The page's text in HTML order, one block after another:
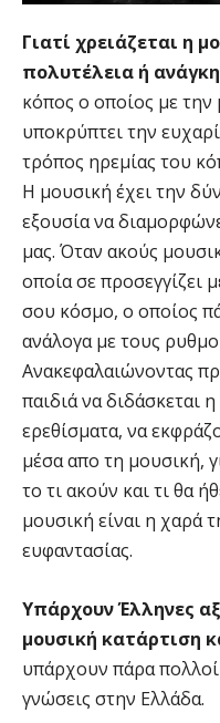
Γιατί χρειάζεται η
πολυτέλεια ή
κόπος ο οποίος με την
υποκρύπτει την
τρόπος ηρεμίας του
Η μουσική έχει την
εξουσία να
μας. Όταν ακούς
οποία σε προσεγγίζει
σου κόσμο, ο οποίος
ανάλογα με τους
Ανακεφαλαιώνοντας
παιδιά να διδάσκεται
ερεθίσματα, να
μέσα απο τη μουσική,
το τι ακούν και τι θα
μουσική είναι η χαρά
ευφαντασίας.
Υπάρχουν Έλληνες
μουσική κατάρτιση
υπάρχουν πάρα πολλοί
γνώσεις στην Ελλάδα.